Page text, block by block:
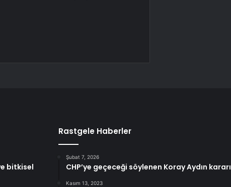
bitkisel
Rastgele Haberler
Şubat 7, 2026
CHP’ye geçeceği söylenen Koray Aydın
Kasım 13, 2023